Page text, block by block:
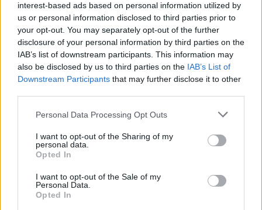
interest-based ads based on personal information utilized by
us or personal information disclosed to third parties prior to
your opt-out. You may separately opt-out of the further
disclosure of your personal information by third parties on the
IAB’s list of downstream participants. This information may
also be disclosed by us to third parties on the IAB’s List of
Downstream Participants that may further disclose it to other
Personal Data Processing Opt Outs
I want to opt-out of the Sharing of my
personal data.
Opted In
I want to opt-out of the Sale of my
Personal Data.
Opted In
Ezt a növényt már az őskorban is ismerték, a népi gyógyászatban
pedig ma is számos betegség ellen használják.
Születésnapi programokkal várja a
Fővárosi Állatkert
ÉLŐ BOLYGÓNK
Szedd magad őszibarack: itt vannak
a legjobb lelőhelyek!